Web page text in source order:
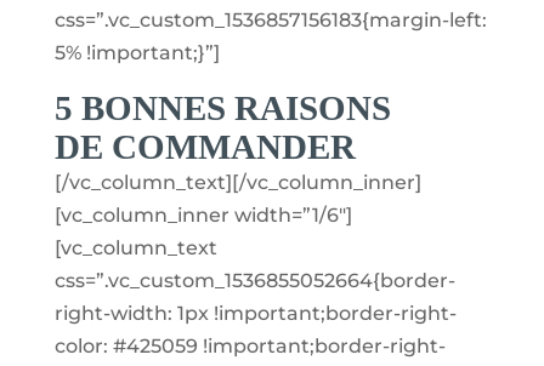
css=”.vc_custom_1536857156183{margin-left:
5% !important;}”]
5 BONNES RAISONS
DE COMMANDER
[/vc_column_text][/vc_column_inner]
[vc_column_inner width=”1/6″]
[vc_column_text
css=”.vc_custom_1536855052664{border-
right-width: 1px !important;border-right-
color: #425059 !important;border-right-